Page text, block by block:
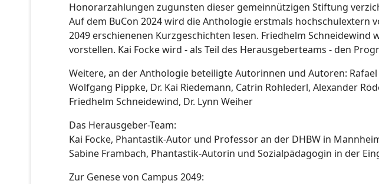
Honorarzahlungen zugunsten dieser gemeinnützigen Stiftung
Auf dem BuCon 2024 wird die Anthologie erstmals hochschulextern
2049 erschienenen Kurzgeschichten lesen. Friedhelm
vorstellen. Kai Focke wird - als Teil des Herausgeberteams - den
Weitere, an der Anthologie beteiligte Autorinnen und Autoren:
Wolfgang Pippke, Dr. Kai Riedemann, Catrin Rohlederl, Alexander
Friedhelm Schneidewind, Dr. Lynn Weiher
Das Herausgeber-Team:
Kai Focke, Phantastik-Autor und Professor an der DHBW in
Sabine Frambach, Phantastik-Autorin und Sozialpädagogin in der
Zur Genese von Campus 2049: